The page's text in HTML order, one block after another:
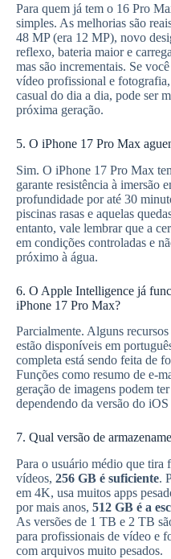
Para quem já tem o 16 Pro
simples. As melhorias são
48 MP (era 12 MP), novo
reflexo, bateria maior e
mas são incrementais. Se
vídeo profissional e
casual do dia a dia, pode ser
próxima geração.
5. O iPhone 17 Pro Max
Sim. O iPhone 17 Pro Max
garante resistência à imersão
profundidade por até 30
piscinas rasas e aquelas
entanto, vale lembrar que a
em condições controladas e
próximo à água.
6. O Apple Intelligence já
iPhone 17 Pro Max?
Parcialmente. Alguns
estão disponíveis em
completa está sendo feita de
Funções como resumo de e-
geração de imagens podem
dependendo da versão do iOS
7. Qual versão de
Para o usuário médio que tira
vídeos, 256 GB é suficiente.
em 4K, usa muitos apps
por mais anos, 512 GB é a
As versões de 1 TB e 2 TB
para profissionais de vídeo e
com arquivos muito pesados.